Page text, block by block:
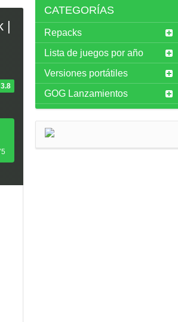
3.8
CATEGORÍAS
Repacks
Lista de juegos por año
Versiones portátiles
GOG Lanzamientos